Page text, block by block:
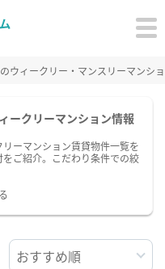
ウィークリー・マンスリーマンシ
ークリーマンション情報
ーマンション賃貸物件一覧を
ご紹介。こだわり条件での絞